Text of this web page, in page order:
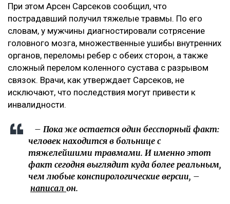
При этом Арсен Сарсеков сообщил, что
пострадавший получил тяжелые травмы. По его
словам, у мужчины диагностировали сотрясение
головного мозга, множественные ушибы внутренних
органов, переломы ребер с обеих сторон, а также
сложный перелом коленного сустава с разрывом
связок. Врачи, как утверждает Сарсеков, не
исключают, что последствия могут привести к
инвалидности.
– Пока же остается один бесспорный факт:
человек находится в больнице с
тяжелейшими травмами. И именно этот
факт сегодня выглядит куда более реальным,
чем любые конспирологические версии, –
написал он.